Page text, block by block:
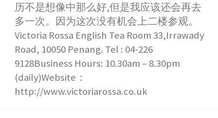
历不是想像中那么好,但是我应该还会再去
多一次。因为这次没有机会上二楼参观。
Victoria Rossa English Tea Room 33,Irrawady
Road, 10050 Penang. Tel : 04-226
9128Business Hours: 10.30am – 8.30pm
(daily)Website：
http://www.victoriarossa.co.uk